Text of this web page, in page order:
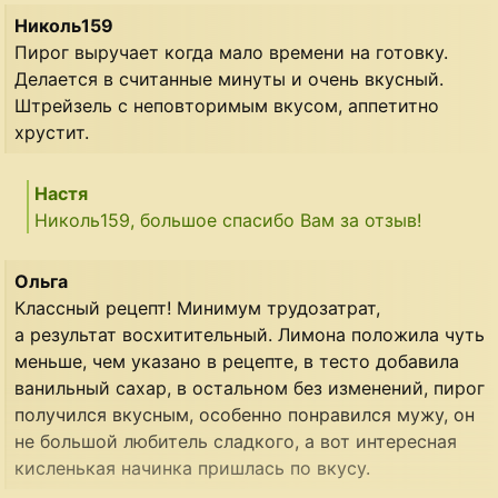
Николь159
Пирог выручает когда мало времени на готовку.
Делается в считанные минуты и очень вкусный.
Штрейзель с неповторимым вкусом, аппетитно
хрустит.
Настя
Николь159, большое спасибо Вам за отзыв!
Ольга
Классный рецепт! Минимум трудозатрат,
а результат восхитительный. Лимона положила чуть
меньше, чем указано в рецепте, в тесто добавила
ванильный сахар, в остальном без изменений, пирог
получился вкусным, особенно понравился мужу, он
не большой любитель сладкого, а вот интересная
кисленькая начинка пришлась по вкусу.